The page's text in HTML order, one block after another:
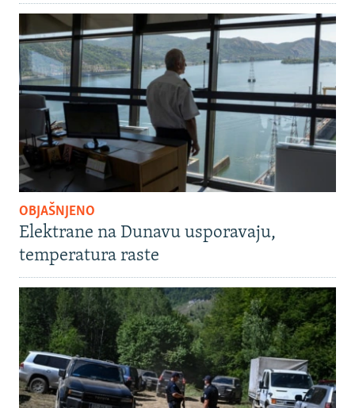
OBJAŠNJENO
Elektrane na Dunavu usporavaju,
temperatura raste